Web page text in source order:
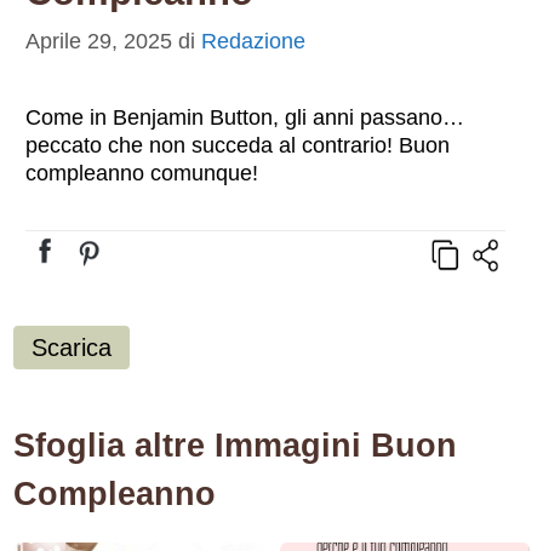
Aprile 29, 2025 di Redazione
Come in Benjamin Button, gli anni passano…
peccato che non succeda al contrario! Buon
compleanno comunque!
Scarica
Sfoglia altre Immagini Buon
Compleanno